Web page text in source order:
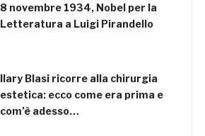
8 novembre 1934, Nobel per la
Letteratura a Luigi Pirandello
Ilary Blasi ricorre alla chirurgia
estetica: ecco come era prima e
com’è adesso…